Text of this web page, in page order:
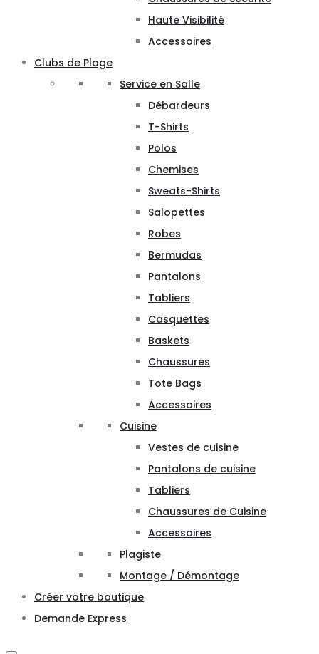
Haute Visibilité
Accessoires
Clubs de Plage
Service en Salle
Débardeurs
T-Shirts
Polos
Chemises
Sweats-Shirts
Salopettes
Robes
Bermudas
Pantalons
Tabliers
Casquettes
Baskets
Chaussures
Tote Bags
Accessoires
Cuisine
Vestes de cuisine
Pantalons de cuisine
Tabliers
Chaussures de Cuisine
Accessoires
Plagiste
Montage / Démontage
Créer votre boutique
Demande Express